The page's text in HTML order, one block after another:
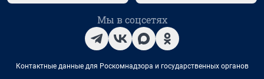
Мы в соцсетях
Контактные данные для Роскомнадзора и государственных органов